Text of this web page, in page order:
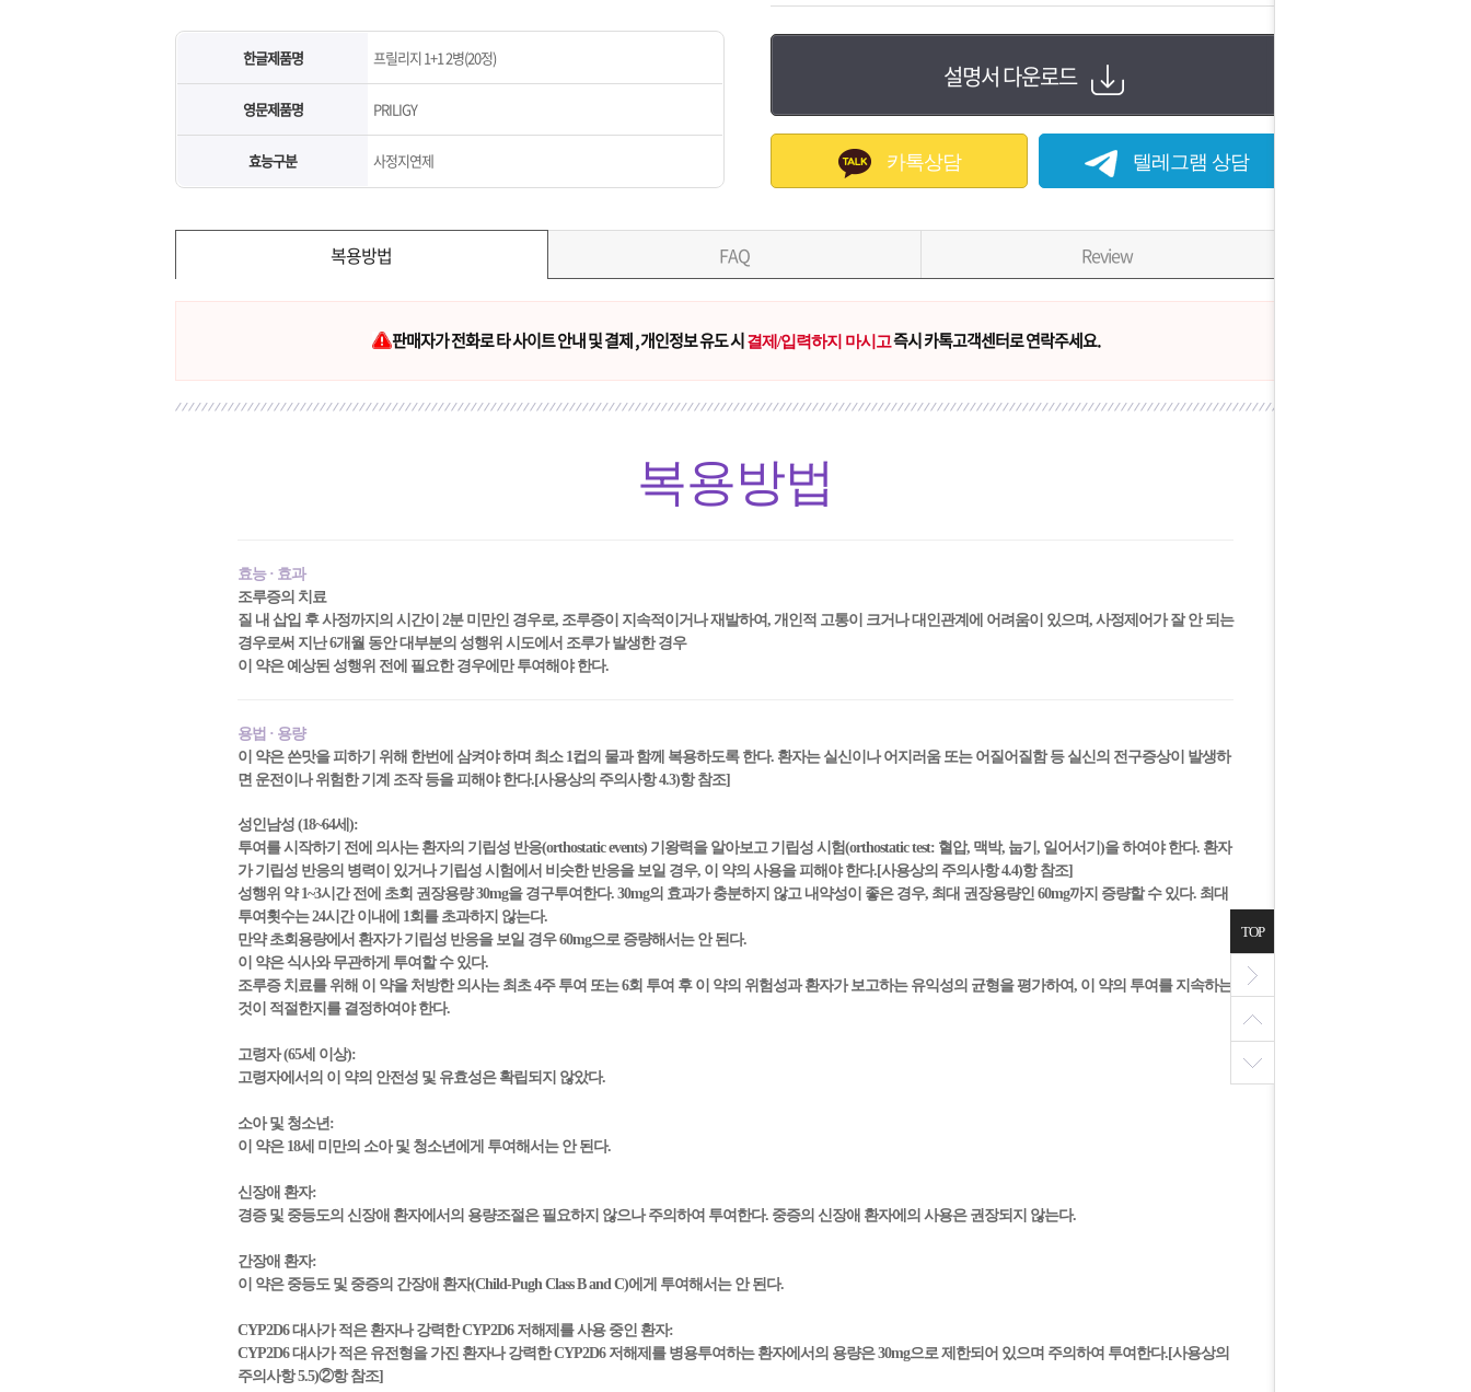
한글제품명 프릴리지 1+1 2병(20정)
영문제품명 PRILIGY
효능구분 사정지연제
설명서 다운로드
카톡상담 텔레그램 상담
복용방법 FAQ Review
판매자가 전화로 타 사이트 안내 및 결제 , 개인정보 유도 시결제/입력하지 마시고즉시 카톡고객센터로 연락주세요.
복용방법
효능 · 효과
조루증의 치료
질 내 삽입 후 사정까지의 시간이 2분 미만인 경우로, 조루증이 지속적이거나 재발하여, 개인적 고통이 크거나 대인관계에 어려움이 있으며, 사정제어가 잘 안 되는
경우로써 지난 6개월 동안 대부분의 성행위 시도에서 조루가 발생한 경우
이 약은 예상된 성행위 전에 필요한 경우에만 투여해야 한다.
용법 · 용량
이 약은 쓴맛을 피하기 위해 한번에 삼켜야 하며 최소 1컵의 물과 함께 복용하도록 한다. 환자는 실신이나 어지러움 또는 어질어질함 등 실신의 전구증상이 발생하
면 운전이나 위험한 기계 조작 등을 피해야 한다.[사용상의 주의사항 4.3)항 참조]
성인남성 (18~64세):
투여를 시작하기 전에 의사는 환자의 기립성 반응(orthostatic events) 기왕력을 알아보고 기립성 시험(orthostatic test: 혈압, 맥박, 눕기, 일어서기)을 하여야 한다. 환자
가 기립성 반응의 병력이 있거나 기립성 시험에서 비슷한 반응을 보일 경우, 이 약의 사용을 피해야 한다.[사용상의 주의사항 4.4)항 참조]
성행위 약 1~3시간 전에 초회 권장용량 30mg을 경구투여한다. 30mg의 효과가 충분하지 않고 내약성이 좋은 경우, 최대 권장용량인 60mg까지 증량할 수 있다. 최대
투여횟수는 24시간 이내에 1회를 초과하지 않는다.
만약 초회용량에서 환자가 기립성 반응을 보일 경우 60mg으로 증량해서는 안 된다.
이 약은 식사와 무관하게 투여할 수 있다.
조루증 치료를 위해 이 약을 처방한 의사는 최초 4주 투여 또는 6회 투여 후 이 약의 위험성과 환자가 보고하는 유익성의 균형을 평가하여, 이 약의 투여를 지속하는
것이 적절한지를 결정하여야 한다.
고령자 (65세 이상):
고령자에서의 이 약의 안전성 및 유효성은 확립되지 않았다.
소아 및 청소년:
이 약은 18세 미만의 소아 및 청소년에게 투여해서는 안 된다.
신장애 환자:
경증 및 중등도의 신장애 환자에서의 용량조절은 필요하지 않으나 주의하여 투여한다. 중증의 신장애 환자에의 사용은 권장되지 않는다.
간장애 환자:
이 약은 중등도 및 중증의 간장애 환자(Child-Pugh Class B and C)에게 투여해서는 안 된다.
CYP2D6 대사가 적은 환자나 강력한 CYP2D6 저해제를 사용 중인 환자:
CYP2D6 대사가 적은 유전형을 가진 환자나 강력한 CYP2D6 저해제를 병용투여하는 환자에서의 용량은 30mg으로 제한되어 있으며 주의하여 투여한다.[사용상의
주의사항 5.5)②항 참조]
TOP